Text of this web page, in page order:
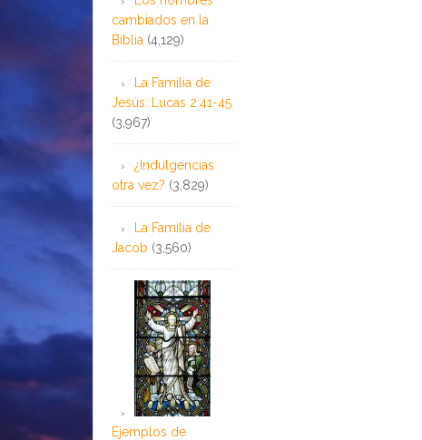
cambiados en la
Biblia (4,129)
La Familia de
Jesús: Lucas 2:41-45
(3,967)
¿Indulgencias
otra vez? (3,829)
La Familia de
Jacob (3,560)
Ejemplos de